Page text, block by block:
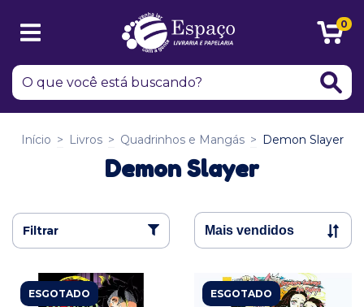
0
Início > Livros > Quadrinhos e Mangás > Demon Slayer
Demon Slayer
Filtrar
ESGOTADO ESGOTADO